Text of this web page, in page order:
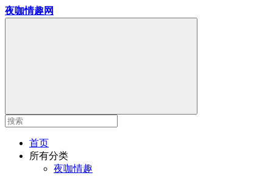
夜咖情趣网
首页
所有分类
夜咖情趣